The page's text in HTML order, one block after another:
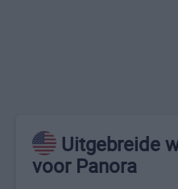
Uitgebreide
voor Panora